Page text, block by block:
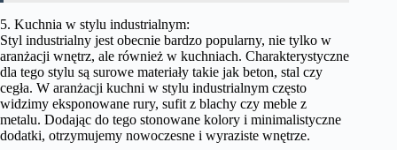
5. Kuchnia w stylu industrialnym:
Styl industrialny jest obecnie bardzo popularny, nie tylko w
aranżacji wnętrz, ale również w kuchniach. Charakterystyczne
dla tego stylu są surowe materiały takie jak beton, stal czy
cegła. W aranżacji kuchni w stylu industrialnym często
widzimy eksponowane rury, sufit z blachy czy meble z
metalu. Dodając do tego stonowane kolory i minimalistyczne
dodatki, otrzymujemy nowoczesne i wyraziste wnętrze.